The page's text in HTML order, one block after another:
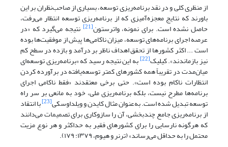
از منظری کلی و در نقد برنامه‌ریزی توسعه، بسیاری از صاحب‌نظران بر این
باورند که نتایج معجزه‌آمیزی که از برنامه‌ریزی توسعه انتظار می‌رفت،
حاصل نشده است. برای نمونه، واترستون[21] نتیجه می‌گیرد که «در
عرصه اجرای برنامه‌های توسعه، میزان ناکامی‌ها پیش از موفقیت‌ها بوده
است ... اکثر کشورها از تحقق اهداف ناظر بر درآمد و بازده در سطح کم
نیز بازماندند». کیلیک[22] به این نتیجه رسید که «برنامه‌ریزی توسعه‌ای
میان‌مدت در تقریباً همه کشورهای کمتر توسعه‌یافته در برآورده کردن
انتظارات ناکام بوده است». حتی برخی معتقدند ‌«فقط ناکامی اجرای
برنامه‌ها مطرح نیست، بلکه برنامه‌ریزی ملی، خود به مانعی بر سر راه
توسعه تبدیل شده است. به‌عنوان مثال‌ کایدن و ویلداوسکی[23] با انتقاد
از برنامه‌ریزی جامع چندبخشی، آن را سازوکاری برای تصمیمات می‌دانند
که هرگونه نارسایی را برای کشورهای فقیر به حداکثر و هر نوع مزیت
محتمل را به حداقل می‌رساند» (ترنر و هیوم، ۱۳۷۹: ۱۷۹).